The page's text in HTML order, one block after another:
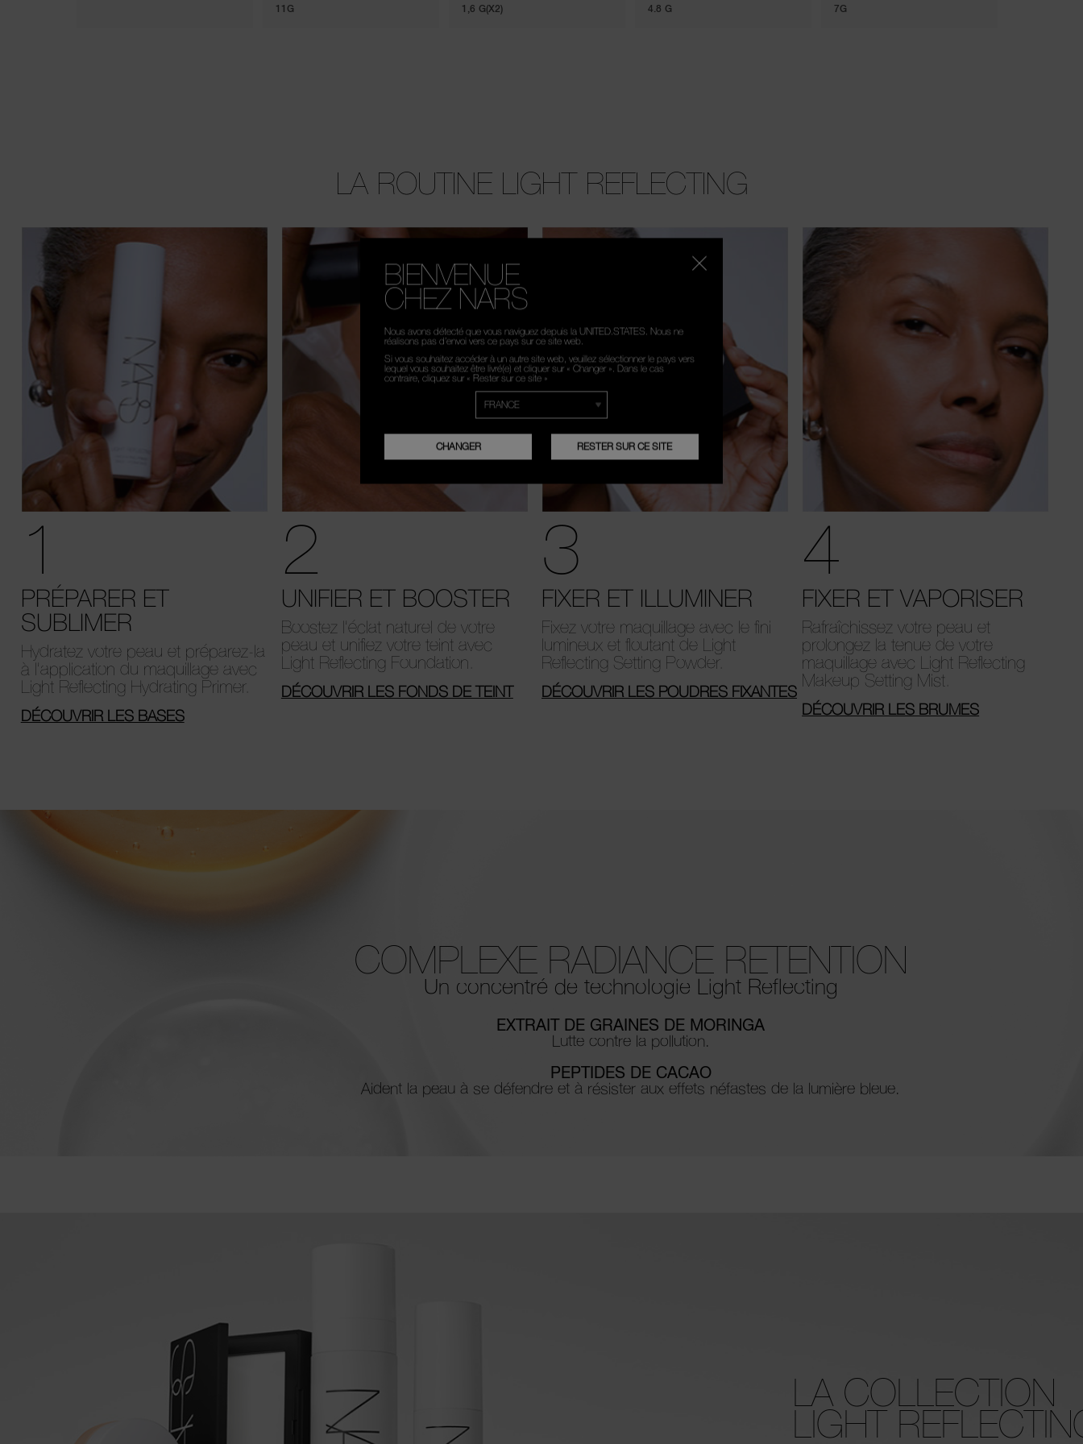
11G 1,6 G(X2) 4.8 G 7G
LA ROUTINE LIGHT REFLECTING
1
PRÉPARER ET
SUBLIMER
Hydratez votre peau et préparez-la
à l’application du maquillage avec
Light Reflecting Hydrating Primer.
DÉCOUVRIR LES BASES
2
UNIFIER ET BOOSTER
Boostez l’éclat naturel de votre
peau et unifiez votre teint avec
Light Reflecting Foundation.
DÉCOUVRIR LES FONDS DE TEINT
3
FIXER ET ILLUMINER
Fixez votre maquillage avec le fini
lumineux et floutant de Light
Reflecting Setting Powder.
DÉCOUVRIR LES POUDRES FIXANTES
4
FIXER ET VAPORISER
Rafraîchissez votre peau et
prolongez la tenue de votre
maquillage avec Light Reflecting
Makeup Setting Mist.
DÉCOUVRIR LES BRUMES
COMPLEXE RADIANCE RETENTION
Un concentré de technologie Light Reflecting
EXTRAIT DE GRAINES DE MORINGA
Lutte contre la pollution.
PEPTIDES DE CACAO
Aident la peau à se défendre et à résister aux effets néfastes de la lumière bleue.
LA COLLECTION
LIGHT
BIENVENUE
CHEZ NARS
Nous avons détecté que vous naviguez depuis la UNITED.STATES. Nous ne
réalisons pas d’envoi vers ce pays sur ce site web.
Si vous souhaitez accéder à un autre site web, veuillez sélectionner le pays vers
lequel vous souhaitez être livré(e) et cliquer sur « Changer ». Dans le cas
contraire, cliquez sur « Rester sur ce site »
CHANGER RESTER SUR CE SITE